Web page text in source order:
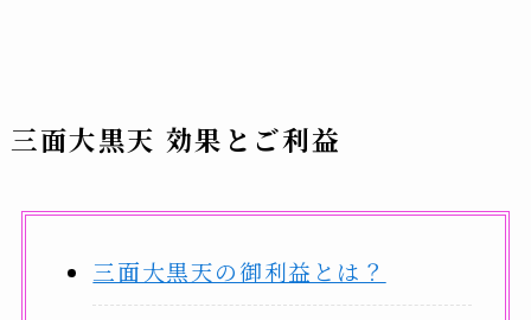
三面大黒天 効果とご利益
三面大黒天の御利益とは？